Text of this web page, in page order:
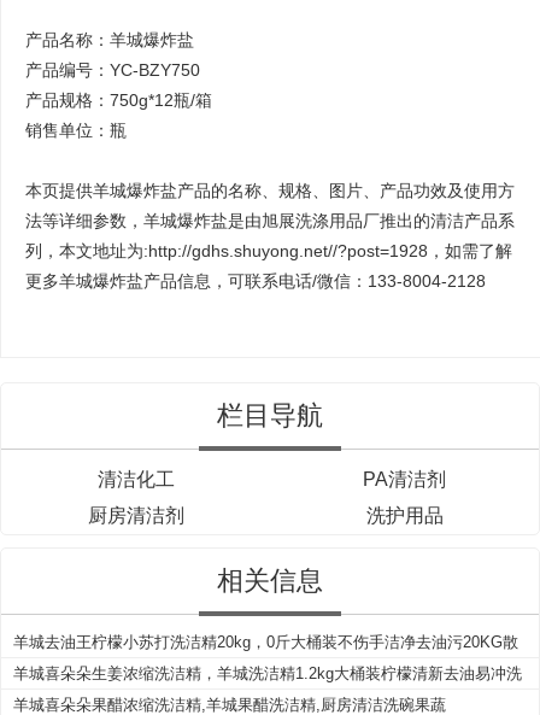
产品名称：羊城爆炸盐
产品编号：YC-BZY750
产品规格：750g*12瓶/箱
销售单位：瓶
本页提供羊城爆炸盐产品的名称、规格、图片、产品功效及使用方
法等详细参数，羊城爆炸盐是由旭展洗涤用品厂推出的清洁产品系
列，本文地址为:http://gdhs.shuyong.net//?post=1928，如需了解
更多羊城爆炸盐产品信息，可联系电话/微信：133-8004-2128
栏目导航
清洁化工
PA清洁剂
厨房清洁剂
洗护用品
相关信息
羊城去油王柠檬小苏打洗洁精20kg，0斤大桶装不伤手洁净去油污20KG散
装餐具洗洁精洗涤剂
羊城喜朵朵生姜浓缩洗洁精，羊城洗洁精1.2kg大桶装柠檬清新去油易冲洗
家用清洁剂
羊城喜朵朵果醋浓缩洗洁精,羊城果醋洗洁精,厨房清洁洗碗果蔬